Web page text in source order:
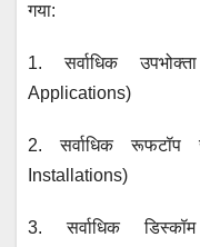
गया:
1. सर्वाधिक
Applications)
2. सर्वाधिक रूफटॉप
Installations)
3. सर्वाधिक